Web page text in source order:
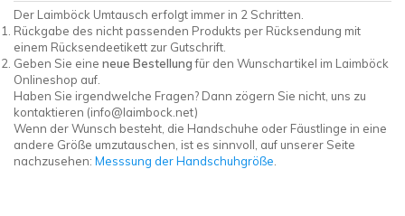
Der Laimböck Umtausch erfolgt immer in 2 Schritten.
Rückgabe des nicht passenden Produkts per Rücksendung mit
einem Rücksendeetikett zur Gutschrift.
Geben Sie eine neue Bestellungfür den Wunschartikel im Laimböck
Onlineshop auf.
Haben Sie irgendwelche Fragen? Dann zögern Sie nicht, uns zu
kontaktieren (info@laimbock.net)
Wenn der Wunsch besteht, die Handschuhe oder Fäustlinge in eine
andere Größe umzutauschen, ist es sinnvoll, auf unserer Seite
nachzusehen: Messsung der Handschuhgröße